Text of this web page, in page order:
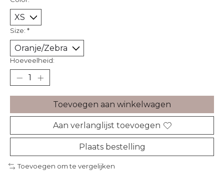
Size: *
Hoeveelheid:
Toevoegen aan winkelwagen
Aan verlanglijst toevoegen
Plaats bestelling
Toevoegen om te vergelijken